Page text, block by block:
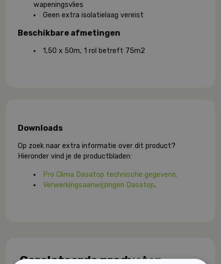
wapeningsvlies
Geen extra isolatielaag vereist
Beschikbare afmetingen
1,50 x 50m, 1 rol betreft 75m2
Downloads
Op zoek naar extra informatie over dit product?
Hieronder vind je de productbladen:
Pro Clima Dasatop technische gegevens.
Verwerkingsaanwijzingen Dasatop.
Gerelateerde producten